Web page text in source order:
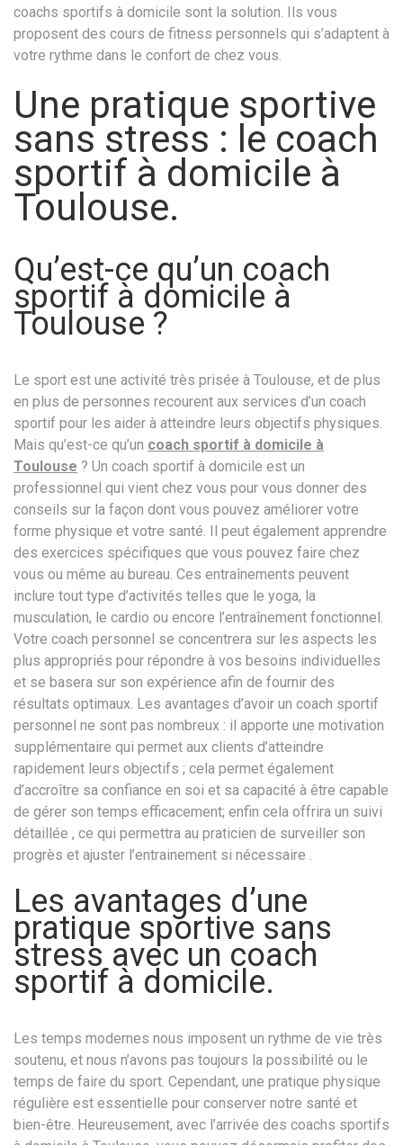
coachs sportifs à domicile sont la solution. Ils vous
proposent des cours de fitness personnels qui s’adaptent à
votre rythme dans le confort de chez vous.
Une pratique sportive
sans stress : le coach
sportif à domicile à
Toulouse.
Qu’est-ce qu’un coach
sportif à domicile à
Toulouse ?
Le sport est une activité très prisée à Toulouse, et de plus
en plus de personnes recourent aux services d’un coach
sportif pour les aider à atteindre leurs objectifs physiques.
Mais qu’est-ce qu’un coach sportif à domicile à
Toulouse ? Un coach sportif à domicile est un
professionnel qui vient chez vous pour vous donner des
conseils sur la façon dont vous pouvez améliorer votre
forme physique et votre santé. Il peut également apprendre
des exercices spécifiques que vous pouvez faire chez
vous ou même au bureau. Ces entraînements peuvent
inclure tout type d’activités telles que le yoga, la
musculation, le cardio ou encore l’entraînement fonctionnel.
Votre coach personnel se concentrera sur les aspects les
plus appropriés pour répondre à vos besoins individuelles
et se basera sur son expérience afin de fournir des
résultats optimaux. Les avantages d’avoir un coach sportif
personnel ne sont pas nombreux : il apporte une motivation
supplémentaire qui permet aux clients d’atteindre
rapidement leurs objectifs ; cela permet également
d’accroître sa confiance en soi et sa capacité à être capable
de gérer son temps efficacement; enfin cela offrira un suivi
détaillée , ce qui permettra au praticien de surveiller son
progrès et ajuster l’entrainement si nécessaire .
Les avantages d’une
pratique sportive sans
stress avec un coach
sportif à domicile.
Les temps modernes nous imposent un rythme de vie très
soutenu, et nous n’avons pas toujours la possibilité ou le
temps de faire du sport. Cependant, une pratique physique
régulière est essentielle pour conserver notre santé et
bien-être. Heureusement, avec l’arrivée des coachs sportifs